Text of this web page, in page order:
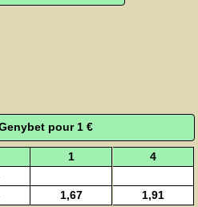
pour 1 €
1
4
1,67 1,91